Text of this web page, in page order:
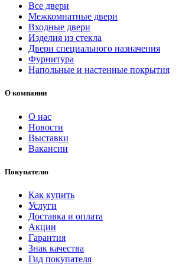
Все двери
Межкомнатные двери
Входные двери
Изделия из стекла
Двери специального назначения
Фурнитура
Напольные и настенные покрытия
О компании
О нас
Новости
Выставки
Вакансии
Покупателю
Как купить
Услуги
Доставка и оплата
Акции
Гарантия
Знак качества
Гид покупателя